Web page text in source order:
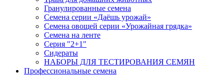
Гранулированные семена
Семена серии «Даёшь урожай»
Семена овощей серии «Урожайная грядка»
Семена на ленте
Серия "2+1"
Сидераты
НАБОРЫ ДЛЯ ТЕСТИРОВАНИЯ СЕМЯН
Профессиональные семена